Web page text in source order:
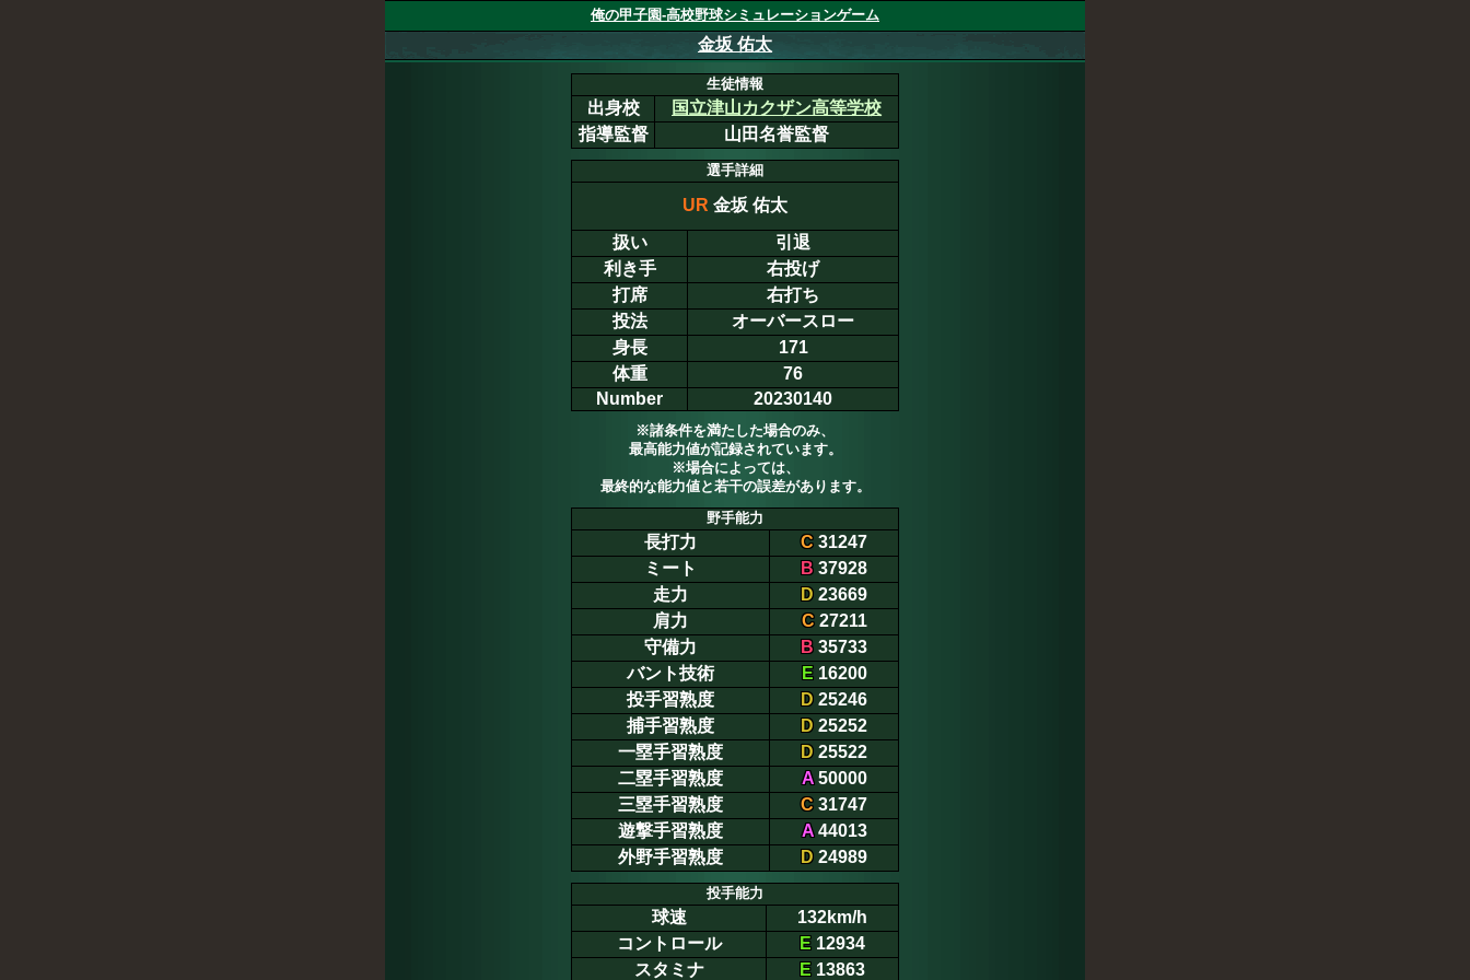
俺の甲子園-高校野球シミュレーションゲーム
金坂 佑太
生徒情報
出身校
国立津山カクザン高等学校
指導監督
山田名誉監督
選手詳細
UR 金坂 佑太
扱い
引退
利き手
右投げ
打席
右打ち
投法
オーバースロー
身長
171
体重
76
Number
20230140
※諸条件を満たした場合のみ、
最高能力値が記録されています。
※場合によっては、
最終的な能力値と若干の誤差があります。
野手能力
長打力 C 31247
ミート
B 37928
走力
D 23669
肩力
C27211
守備力
B 35733
バント技術
E16200
投手習熟度
D 25246
捕手習熟度
D 25252
一塁手習熟度
D 25522
二塁手習熟度
A50000
三塁手習熟度
C 31747
遊撃手習熟度
A44013
外野手習熟度
D 24989
投手能力
球速
132km/h
コントロール
E 12934
スタミナ
E 13863